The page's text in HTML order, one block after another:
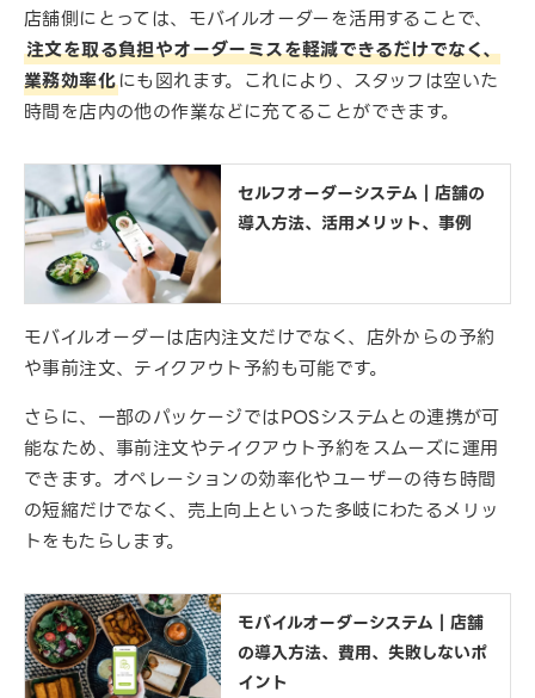
店舗側にとっては、モバイルオーダーを活用することで、
注文を取る負担やオーダーミスを軽減できるだけでなく、
業務効率化にも図れます。これにより、スタッフは空いた
時間を店内の他の作業などに充てることができます。
セルフオーダーシステム｜店舗の
導入方法、活用メリット、事例
モバイルオーダーは店内注文だけでなく、店外からの予約
や事前注文、テイクアウト予約も可能です。
さらに、一部のパッケージではPOSシステムとの連携が可
能なため、事前注文やテイクアウト予約をスムーズに運用
できます。オペレーションの効率化やユーザーの待ち時間
の短縮だけでなく、売上向上といった多岐にわたるメリッ
トをもたらします。
モバイルオーダーシステム｜店舗
の導入方法、費用、失敗しないポ
イント